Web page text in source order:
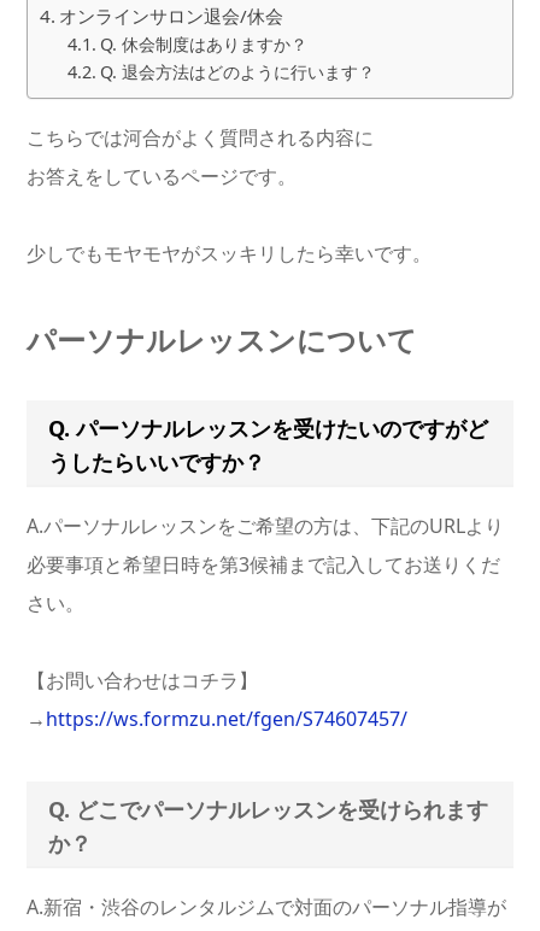
オンラインサロン退会/休会
Q. 休会制度はありますか？
Q. 退会方法はどのように行います？
こちらでは河合がよく質問される内容に
お答えをしているページです。
少しでもモヤモヤがスッキリしたら幸いです。
パーソナルレッスンについて
Q. パーソナルレッスンを受けたいのですがど
うしたらいいですか？
A.パーソナルレッスンをご希望の方は、下記のURLより
必要事項と希望日時を第3候補まで記入してお送りくだ
さい。
【お問い合わせはコチラ】
→https://ws.formzu.net/fgen/S74607457/
Q. どこでパーソナルレッスンを受けられます
か？
A.新宿・渋谷のレンタルジムで対面のパーソナル指導が